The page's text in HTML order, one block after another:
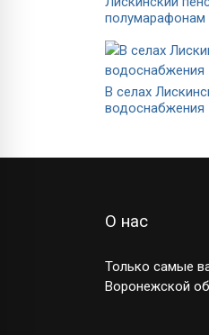
полумарафонам
В селах
водоснабжения
О нас
Только самые
Воронежской